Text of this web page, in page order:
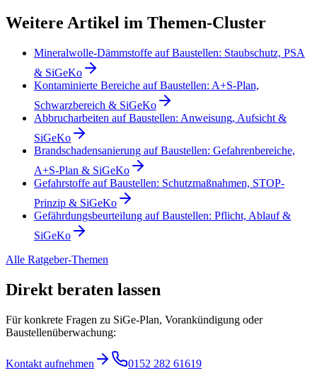
Weitere Artikel im Themen-Cluster
Mineralwolle-Dämmstoffe auf Baustellen: Staubschutz, PSA
& SiGeKo
Kontaminierte Bereiche auf Baustellen: A+S-Plan,
Schwarzbereich & SiGeKo
Abbrucharbeiten auf Baustellen: Anweisung, Aufsicht &
SiGeKo
Brandschadensanierung auf Baustellen: Gefahrenbereiche,
A+S-Plan & SiGeKo
Gefahrstoffe auf Baustellen: Schutzmaßnahmen, STOP-
Prinzip & SiGeKo
Gefährdungsbeurteilung auf Baustellen: Pflicht, Ablauf &
SiGeKo
Alle Ratgeber-Themen
Direkt beraten lassen
Für konkrete Fragen zu SiGe-Plan, Vorankündigung oder
Baustellenüberwachung:
Kontakt aufnehmen
0152 282 61619